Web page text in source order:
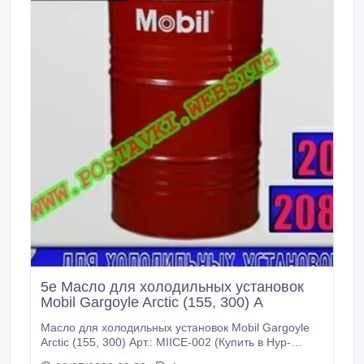
5e Масло для холодильных установок
Mobil Gargoyle Arctic (155, 300) А
Масло для холодильных установок Mobil Gargoyle
Arctic (155, 300) Арт.: MIICE-002 (Купить в Нур-